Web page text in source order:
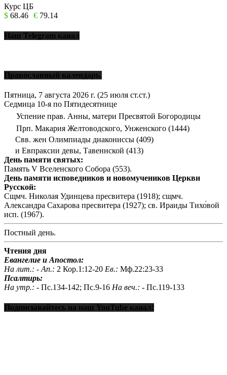
Курс ЦБ
$ 68.46 € 79.14
Наш Telegram канал
Православный календарь.
Пятница, 7 августа 2026 г. (25 июля ст.ст.)
Седмица 10-я по Пятидесятнице
Успение прав. Анны, матери Пресвятой Богородицы
Прп. Макария Желтоводского, Унженского (1444)
Свв. жен Олимпиады диакониссы (409)
и Евпраксии девы, Тавеннской (413)
День памяти святых:
Память V Вселенского Собора (553).
День памяти исповедников и новомучеников Церкви
Русской:
Сщмч. Николая Удинцева пресвитера (1918); сщмч.
Александра Сахарова пресвитера (1927); св. Ираиды Тихо́вой
исп. (1967).
Постный день.
Чтения дня
Евангелие и Апостол:
На лит.: - Ап.: 2 Кор.1:12-20 Ев.: Мф.22:23-33
Псалтирь:
На утр.: - Пс.134-142; Пс.9-16 На веч.: - Пс.119-133
Подписывайтесь на наш YouTube канал!